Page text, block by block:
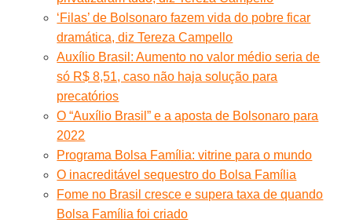
‘Filas’ de Bolsonaro fazem vida do pobre ficar
dramática, diz Tereza Campello
Auxílio Brasil: Aumento no valor médio seria de
só R$ 8,51, caso não haja solução para
precatórios
O “Auxílio Brasil” e a aposta de Bolsonaro para
2022
Programa Bolsa Família: vitrine para o mundo
O inacreditável sequestro do Bolsa Família
Fome no Brasil cresce e supera taxa de quando
Bolsa Família foi criado